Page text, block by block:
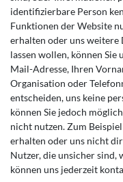
identifizierbare Person
Funktionen der Website
erhalten oder uns weitere
lassen wollen, können Sie
Mail-Adresse, Ihren
Organisation oder
entscheiden, uns keine
können Sie jedoch
nicht nutzen. Zum
erhalten oder uns nicht
Nutzer, die unsicher sind,
können uns jederzeit